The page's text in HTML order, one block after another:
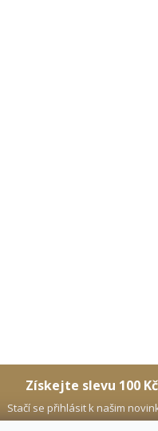
Získejte slevu 100 Kč
Stačí se přihlásit k našim